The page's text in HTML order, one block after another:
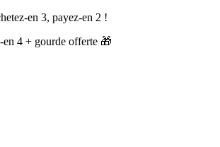
en 3, payez-en 2 !
en 4 + gourde offerte 🎁